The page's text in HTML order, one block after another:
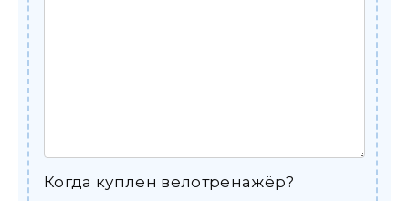
Когда куплен велотренажёр?